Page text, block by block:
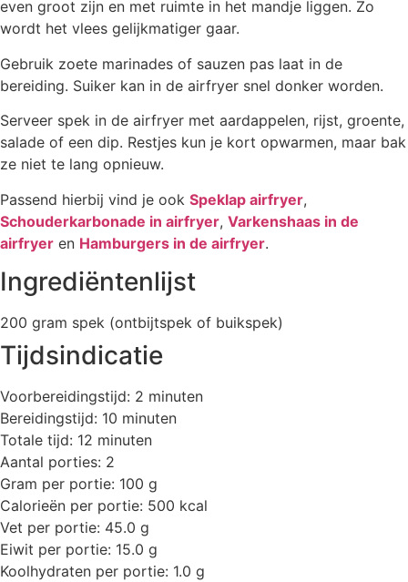
even groot zijn en met ruimte in het mandje liggen. Zo
wordt het vlees gelijkmatiger gaar.
Gebruik zoete marinades of sauzen pas laat in de
bereiding. Suiker kan in de airfryer snel donker worden.
Serveer spek in de airfryer met aardappelen, rijst, groente,
salade of een dip. Restjes kun je kort opwarmen, maar bak
ze niet te lang opnieuw.
Passend hierbij vind je ook Speklap airfryer,
Schouderkarbonade in airfryer, Varkenshaas in de
airfryer en Hamburgers in de airfryer.
Ingrediëntenlijst
200 gram spek (ontbijtspek of buikspek)
Tijdsindicatie
Voorbereidingstijd: 2 minuten
Bereidingstijd: 10 minuten
Totale tijd: 12 minuten
Aantal porties: 2
Gram per portie: 100 g
Calorieën per portie: 500 kcal
Vet per portie: 45.0 g
Eiwit per portie: 15.0 g
Koolhydraten per portie: 1.0 g